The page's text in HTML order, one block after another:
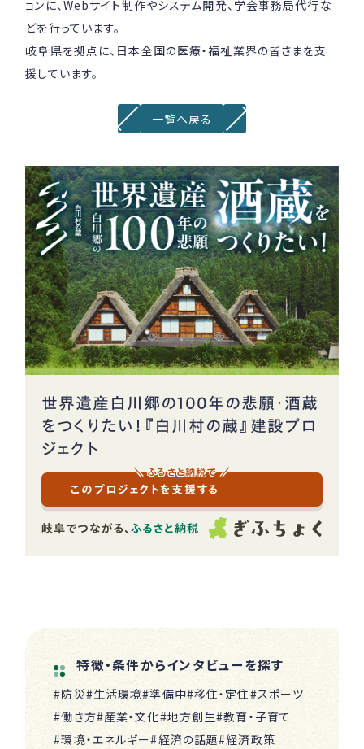
ョンに、Webサイト制作やシステム開発、学会事務局代行な
どを行っています。
岐阜県を拠点に、日本全国の医療・福祉業界の皆さまを支
援しています。
一覧へ戻る
世界遺産白川郷の100年の悲願・酒蔵
をつくりたい！『白川村の蔵』建設プロ
ジェクト
このプロジェクトを支援する
＼ ふるさと納税で ／
特徴・条件からインタビューを探す
#防災#生活環境#準備中#移住・定住#スポーツ
#働き方#産業・文化#地方創生#教育・子育て
#環境・エネルギー#経済の話題#経済政策